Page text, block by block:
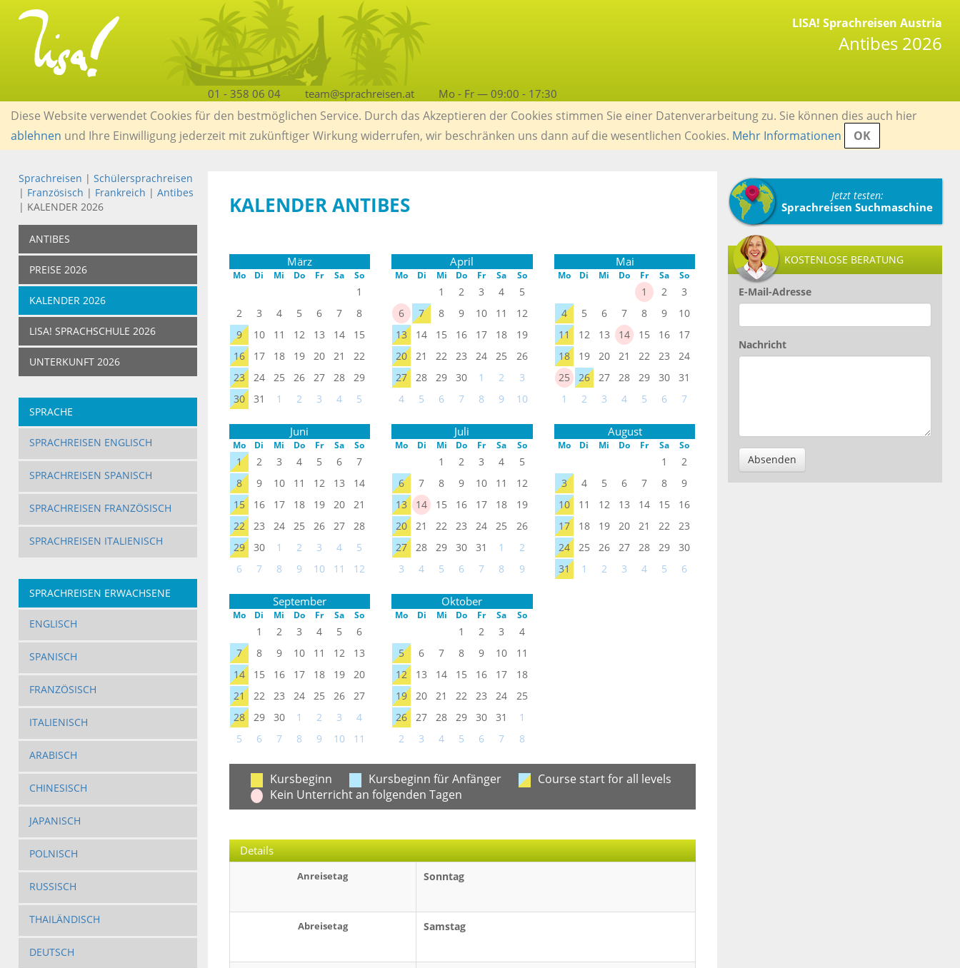
LISA! Sprachreisen Austria
Antibes 2026
01 - 358 06 04 team@sprachreisen.at Mo - Fr — 09:00 - 17:30
Diese Website verwendet Cookies für den bestmöglichen Service. Durch das Akzeptieren der Cookies stimmen Sie einer Datenverarbeitung zu. Sie können dies auch hier
ablehnen und Ihre Einwilligung jederzeit mit zukünftiger Wirkung widerrufen, wir beschränken uns dann auf die wesentlichen Cookies. Mehr Informationen OK
Sprachreisen | Schülersprachreisen
| Französisch | Frankreich | Antibes
| KALENDER 2026
ANTIBES
PREISE 2026
KALENDER 2026
LISA! SPRACHSCHULE 2026
UNTERKUNFT 2026
SPRACHE
SPRACHREISEN ENGLISCH
SPRACHREISEN SPANISCH
SPRACHREISEN FRANZÖSISCH
SPRACHREISEN ITALIENISCH
SPRACHREISEN ERWACHSENE
ENGLISCH
SPANISCH
FRANZÖSISCH
ITALIENISCH
ARABISCH
CHINESISCH
JAPANISCH
POLNISCH
RUSSISCH
THAILÄNDISCH
DEUTSCH
KALENDER ANTIBES
März
Mo Di Mi Do Fr Sa So
1
2
3 4 5 6 7
8
9
10 11 12 13 14
15
16
17 18 19 20 21
22
23
24 25 26 27 28
29
30
31 1 2 3 4 5
April
Mo Di Mi Do Fr Sa So
1 2 3 4
5
6
7 8 9 10 11
12
13
14 15 16 17 18
19
20
21 22 23 24 25
26
27
28 29 30 1 2
3
4
5 6 7 8 9 10
Mai
Mo Di Mi Do Fr Sa So
1 2
3
4
5 6 7 8 9
10
11
12 13 14 15 16
17
18
19 20 21 22 23
24
25
26 27 28 29 30
31
1
2 3 4 5 6 7
Juni
Mo Di Mi Do Fr Sa So
1 2 3 4 5 6
7
8
9 10 11 12 13
14
15
16 17 18 19 20
21
22
23 24 25 26 27
28
29
30 1 2 3 4
5
6
7 8 9 10 11 12
Juli
Mo Di Mi Do Fr Sa So
1 2 3 4
5
6
7 8 9 10 11
12
13
14 15 16 17 18
19
20
21 22 23 24 25
26
27
28 29 30 31 1
2
3
4 5 6 7 8 9
August
Mo Di Mi Do Fr Sa So
1
2
3
4 5 6 7 8
9
10
11 12 13 14 15
16
17
18 19 20 21 22
23
24
25 26 27 28 29
30
31
1 2 3 4 5 6
September
Mo Di Mi Do Fr Sa So
1 2 3 4 5
6
7
8 9 10 11 12
13
14
15 16 17 18 19
20
21
22 23 24 25 26
27
28
29 30 1 2 3
4
5
6 7 8 9 10 11
Oktober
Mo Di Mi Do Fr Sa So
1 2 3
4
5
6 7 8 9 10
11
12
13 14 15 16 17
18
19
20 21 22 23 24
25
26
27 28 29 30 31
1
2
3 4 5 6 7 8
Kursbeginn Kursbeginn für Anfänger
Course start for all levels
Kein Unterricht an folgenden Tagen
Details
Anreisetag Sonntag
Abreisetag Samstag
Jetzt testen:
Sprachreisen Suchmaschine
KOSTENLOSE BERATUNG
E-Mail-Adresse
Nachricht
Absenden